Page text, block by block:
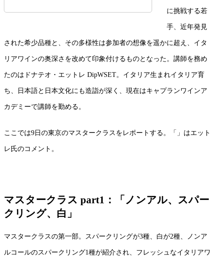
に挑戦する若
手、近年発見
された希少品種と、その多様性は参加者の想像を遥かに超え、イタ
リアワインの奥深さを改めて印象付けるものとなった。講師を務め
たのはドナテオ・エットレ DipWSET。イタリア生まれイタリア育
ち、日本語と日本文化にも造詣が深く、現在はキャプランワインア
カデミーで講師を勤める。
ここでは9日の東京のマスタークラスをレポートする。「」はエット
レ氏のコメント。
マスタークラス part1：「ノンアル、スパー
クリング、白」
マスタークラスの第一部。スパークリングが3種、白が2種、ノンア
ルコールのスパークリング1種が紹介され、フレッシュなイタリアワ